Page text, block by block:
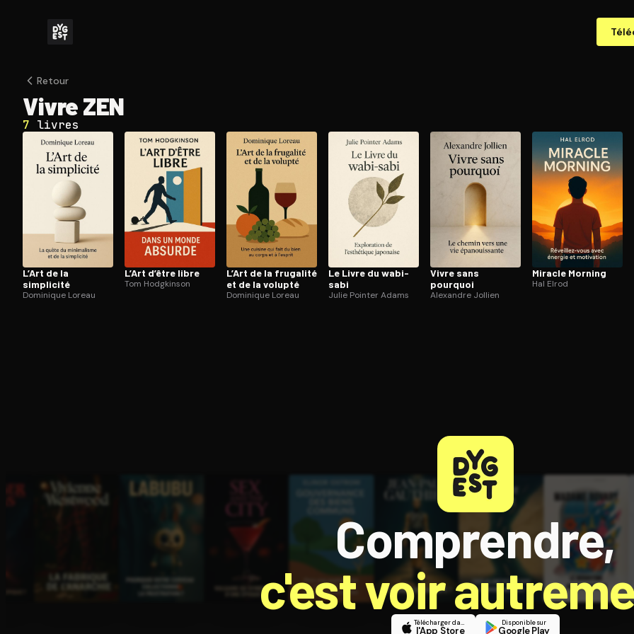
Retour
Vivre ZEN
7 livres
L’Art de la
simplicité
Dominique Loreau
L’Art d’être libre
Tom Hodgkinson
L’Art de la frugalité
et de la volupté
Dominique Loreau
Le Livre du wabi-
sabi
Julie Pointer Adams
Vivre sans
pourquoi
Alexandre Jollien
Miracle Morning
Hal Elrod
Comprendre,
c'est voir
Télécharger dans
l'App Store
Disponible sur
Google Play